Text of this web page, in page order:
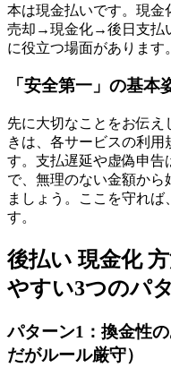
本は現金払いです。現金
売却→現金化→後日支払
に役立つ場面があります。
「安全第一」の基
先に大切なことをお伝え
きは、各サービスの利
す。支払遅延や虚偽申告
で、無理のない金額から
ましょう。ここを守れば
す。
後払い 現金化
やすい3つのパ
パターン1：換金性
だがルール厳守）